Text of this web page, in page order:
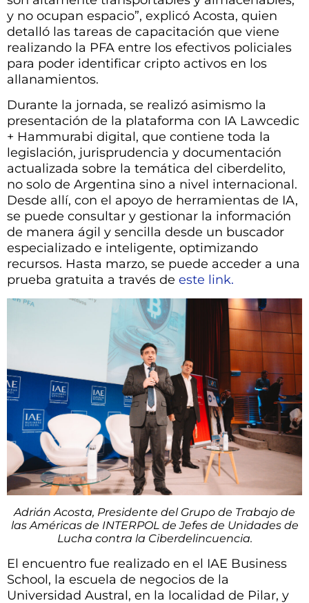
y no ocupan espacio”, explicó Acosta, quien
detalló las tareas de capacitación que viene
realizando la PFA entre los efectivos policiales
para poder identificar cripto activos en los
allanamientos.
Durante la jornada, se realizó asimismo la
presentación de la plataforma con IA Lawcedic
+ Hammurabi digital, que contiene toda la
legislación, jurisprudencia y documentación
actualizada sobre la temática del ciberdelito,
no solo de Argentina sino a nivel internacional.
Desde allí, con el apoyo de herramientas de IA,
se puede consultar y gestionar la información
de manera ágil y sencilla desde un buscador
especializado e inteligente, optimizando
recursos. Hasta marzo, se puede acceder a una
prueba gratuita a través de este link.
Adrián Acosta, Presidente del Grupo de Trabajo de
las Américas de INTERPOL de Jefes de Unidades de
Lucha contra la Ciberdelincuencia.
El encuentro fue realizado en el IAE Business
School, la escuela de negocios de la
Universidad Austral, en la localidad de Pilar, y